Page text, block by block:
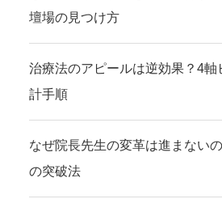
壇場の見つけ方
治療法のアピールは逆効果？4軸
計手順
なぜ院長先生の変革は進まない
の突破法